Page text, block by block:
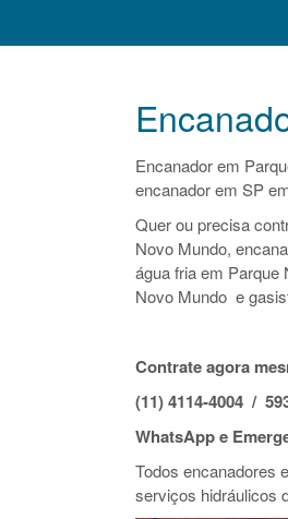
Encanador em
encanador em SP
Quer ou precisa
Novo Mundo,
água fria em Parque
Novo Mundo e
Contrate agora
(11) 4114-4004 /
WhatsApp e
Todos encanadores
serviços hidráulicos